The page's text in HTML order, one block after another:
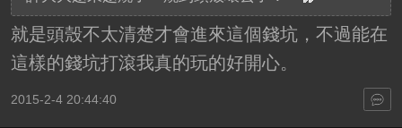
就是頭殼不太清楚才會進來這個錢坑，不過能在
這樣的錢坑打滾我真的玩的好開心。
2015-2-4 20:44:40